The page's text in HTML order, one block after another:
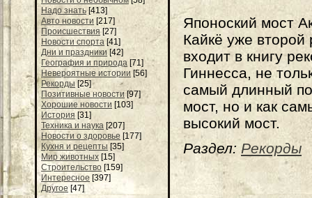
Надо знать [413]
Авто новости [217]
Происшествия [27]
Новости спорта [41]
Дни и праздники [42]
География и природа [71]
Невероятные истории [56]
Рекорды [25]
Позитивные новости [97]
Хорошие новости [103]
История [31]
Техника и наука [207]
Новости о здоровье [177]
Кухня и рецепты [35]
Мир животных [15]
Строительство [159]
Интересное [397]
Другое [47]
Японоский мост
Кайкё уже второй
входит в книгу
Гиннесса, не
самый длинный
мост, но и как
высокий мост.
Раздел: Рекорды